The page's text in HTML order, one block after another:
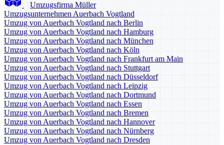
Umzugsfirma Müller
Umzugsunternehmen Auerbach Vogtland
Umzug von Auerbach Vogtland nach Berlin
Umzug von Auerbach Vogtland nach Hamburg
Umzug von Auerbach Vogtland nach München
Umzug von Auerbach Vogtland nach Köln
Umzug von Auerbach Vogtland nach Frankfurt am Main
Umzug von Auerbach Vogtland nach Stuttgart
Umzug von Auerbach Vogtland nach Düsseldorf
Umzug von Auerbach Vogtland nach Leipzig
Umzug von Auerbach Vogtland nach Dortmund
Umzug von Auerbach Vogtland nach Essen
Umzug von Auerbach Vogtland nach Bremen
Umzug von Auerbach Vogtland nach Hannover
Umzug von Auerbach Vogtland nach Nürnberg
Umzug von Auerbach Vogtland nach Dresden